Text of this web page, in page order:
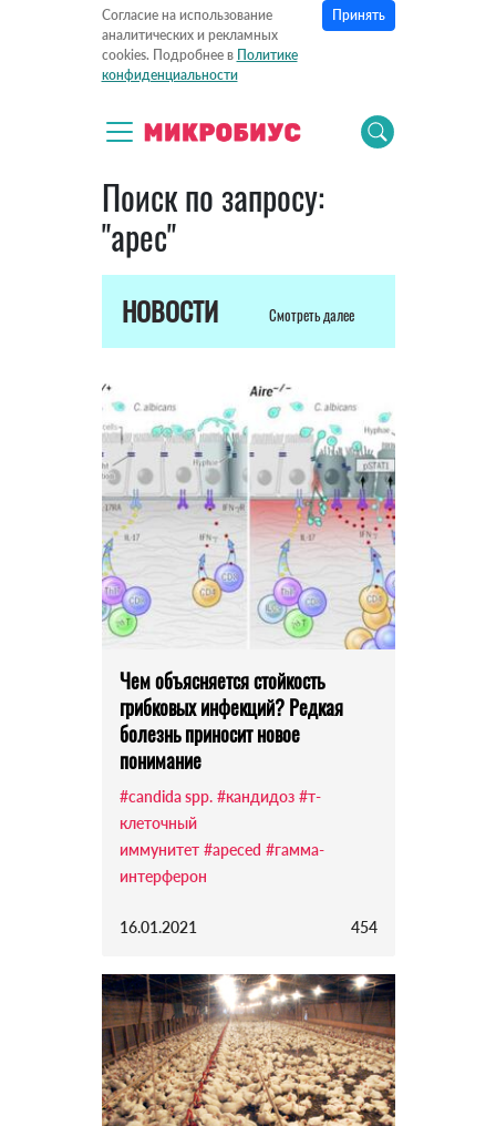
Согласие на использование
аналитических и рекламных
cookies. Подробнее в Политике
конфиденциальности
Принять
Поиск по запросу:
"apec"
НОВОСТИ Смотреть далее
Чем объясняется стойкость
грибковых инфекций? Редкая
болезнь приносит новое
понимание
#candida spp. #кандидоз #т-
клеточный
иммунитет #apeced #гамма-
интерферон
16.01.2021 454